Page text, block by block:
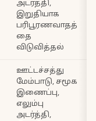
அடர்த்தி,
இறுதியாக
பரிபூரணவாதத்
தை
விடுவித்தல்
ஊட்டச்சத்து
மேம்பாடு, சமூக
இணைப்பு,
எலும்பு
அடர்த்தி,